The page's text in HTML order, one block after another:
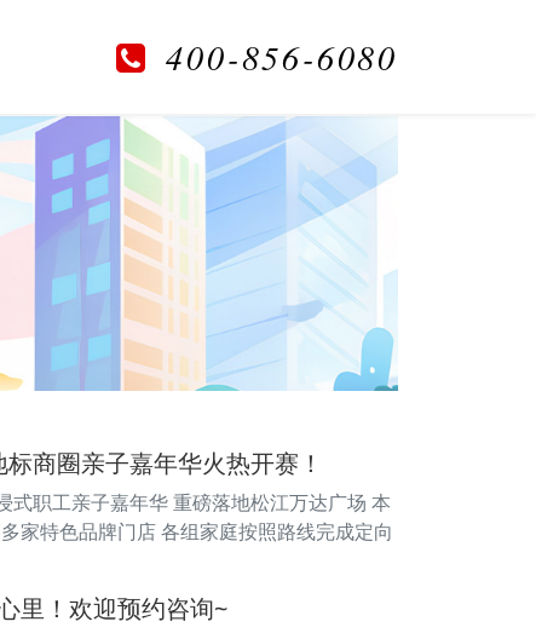
400-856-6080
商圈亲子嘉年华火热开赛！
职工亲子嘉年华 重磅落地松江万达广场 本
家特色品牌门店 各组家庭按照路线完成定向
里！欢迎预约咨询~